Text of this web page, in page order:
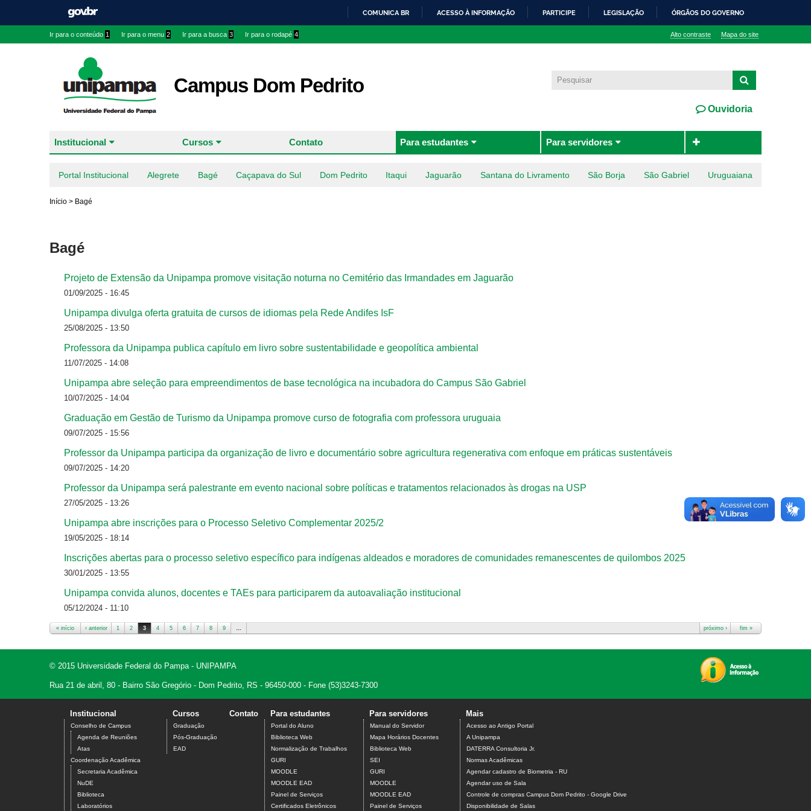
COMUNICA BR ACESSO À INFORMAÇÃO PARTICIPE LEGISLAÇÃO ÓRGÃOS DO GOVERNO
Ir para o conteúdo 1 Ir para o menu 2 Ir para a busca 3 Ir para o rodapé 4 Alto contraste Mapa do site
Campus Dom Pedrito
Ouvidoria
Institucional Cursos Contato Para estudantes Para servidores
Portal Institucional Alegrete Bagé Caçapava do Sul Dom Pedrito Itaqui Jaguarão Santana do Livramento São Borja São Gabriel Uruguaiana
Início > Bagé
Bagé
Projeto de Extensão da Unipampa promove visitação noturna no Cemitério das Irmandades em Jaguarão
01/09/2025 - 16:45
Unipampa divulga oferta gratuita de cursos de idiomas pela Rede Andifes IsF
25/08/2025 - 13:50
Professora da Unipampa publica capítulo em livro sobre sustentabilidade e geopolítica ambiental
11/07/2025 - 14:08
Unipampa abre seleção para empreendimentos de base tecnológica na incubadora do Campus São Gabriel
10/07/2025 - 14:04
Graduação em Gestão de Turismo da Unipampa promove curso de fotografia com professora uruguaia
09/07/2025 - 15:56
Professor da Unipampa participa da organização de livro e documentário sobre agricultura regenerativa com enfoque em práticas sustentáveis
09/07/2025 - 14:20
Professor da Unipampa será palestrante em evento nacional sobre políticas e tratamentos relacionados às drogas na USP
27/05/2025 - 13:26
Unipampa abre inscrições para o Processo Seletivo Complementar 2025/2
19/05/2025 - 18:14
Inscrições abertas para o processo seletivo específico para indígenas aldeados e moradores de comunidades remanescentes de quilombos 2025
30/01/2025 - 13:55
Unipampa convida alunos, docentes e TAEs para participarem da autoavaliação institucional
05/12/2024 - 11:10
« início ‹ anterior 1 2 3 4 5 6 7 8 9 próximo › fim »
© 2015 Universidade Federal do Pampa - UNIPAMPA
Rua 21 de abril, 80 - Bairro São Gregório - Dom Pedrito, RS - 96450-000 - Fone (53)3243-7300
Institucional
Conselho de Campus
Agenda de Reuniões
Atas
Coordenação Acadêmica
Secretaria Acadêmica
NuDE
Biblioteca
Laboratórios
Cursos
Graduação
Pós-Graduação
EAD
Contato Para estudantes
Portal do Aluno
Biblioteca Web
Normalização de Trabalhos
GURI
MOODLE
MOODLE EAD
Painel de Serviços
Certificados Eletrônicos
Para servidores
Manual do Servidor
Mapa Horários Docentes
Biblioteca Web
SEI
GURI
MOODLE
MOODLE EAD
Painel de Serviços
Mais
Acesso ao Antigo Portal
A Unipampa
DATERRA Consultoria Jr.
Normas Acadêmicas
Agendar cadastro de Biometria - RU
Agendar uso de Sala
Controle de compras Campus Dom Pedrito - Google Drive
Disponibilidade de Salas